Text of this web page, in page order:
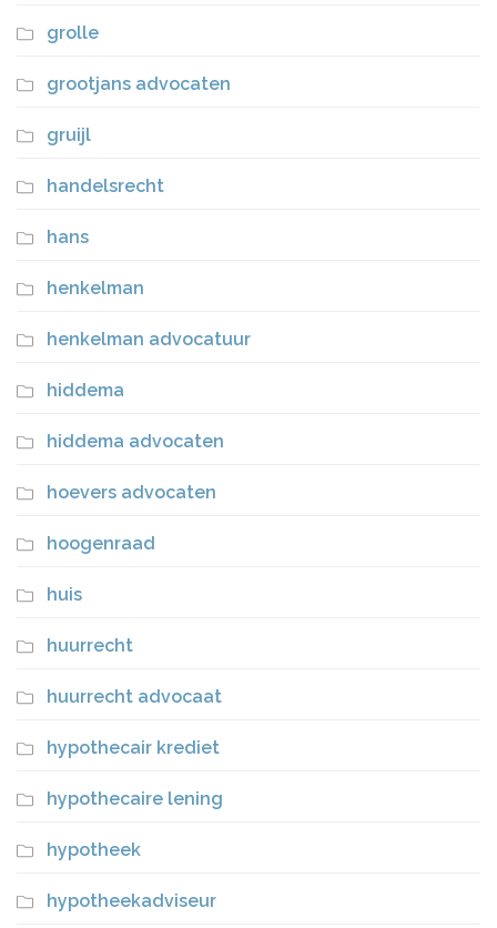
grolle
grootjans advocaten
gruijl
handelsrecht
hans
henkelman
henkelman advocatuur
hiddema
hiddema advocaten
hoevers advocaten
hoogenraad
huis
huurrecht
huurrecht advocaat
hypothecair krediet
hypothecaire lening
hypotheek
hypotheekadviseur